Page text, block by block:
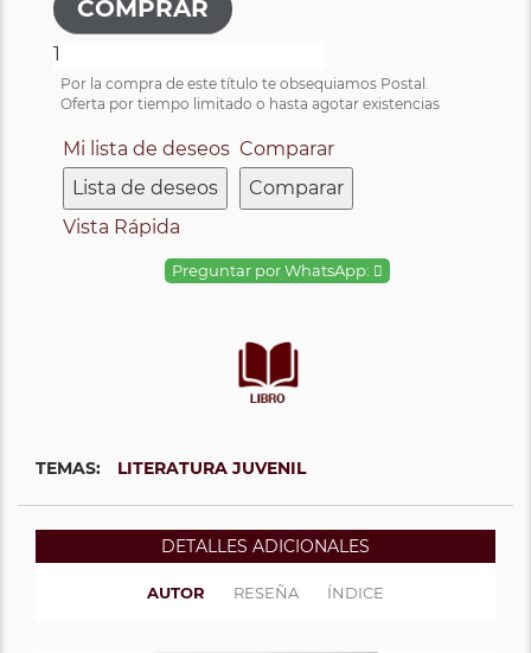
Por la compra de este título te obsequiamos Postal.
Oferta por tiempo limitado o hasta agotar existencias
Mi lista de deseos
Lista de deseos
Comparar
Comparar
Vista Rápida
Preguntar por WhatsApp:
TEMAS: LITERATURA JUVENIL
DETALLES ADICIONALES
AUTOR RESEÑA ÍNDICE